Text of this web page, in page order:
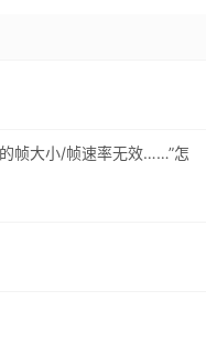
帧大小/帧速率无效……”怎